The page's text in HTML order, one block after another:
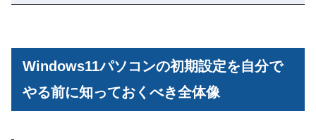
Windows11パソコンの初期設定を自分で
やる前に知っておくべき全体像